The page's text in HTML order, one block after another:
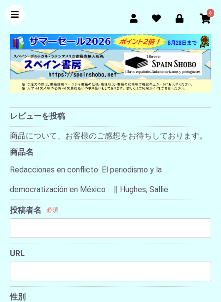
0
レビューを投稿
商品について、お客様のご感想をお待ちしております。
商品名
Redacciones en conflicto: El periodismo y la
democratización en México ∥ Hughes, Sallie
投稿者名 必須
URL
性別